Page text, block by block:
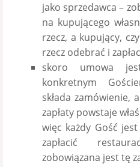
jako sprzedawca –
na kupującego
rzecz, a kupujący,
rzecz odebrać i
skoro umowa
konkretnym
składa zamówienie,
zapłaty powstaje
więc każdy Gość
zapłacić
zobowiązana jest tę